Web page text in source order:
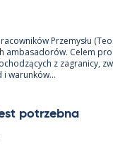
Prze­mysłu
am­ba­sa­dorów. Ce­lem
z za­gra­nicy,
i wa­runków...
potrzebna